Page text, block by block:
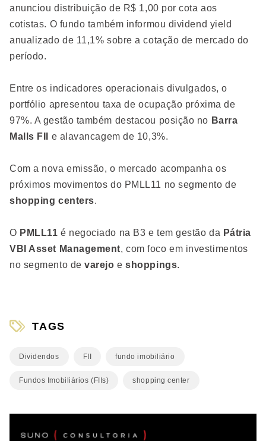
anunciou distribuição de R$ 1,00 por cota aos
cotistas. O fundo também informou dividend yield
anualizado de 11,1% sobre a cotação de mercado do
período.
Entre os indicadores operacionais divulgados, o
portfólio apresentou taxa de ocupação próxima de
97%. A gestão também destacou posição no Barra
Malls FII
e alavancagem de 10,3%.
Com a nova emissão, o mercado acompanha os
próximos movimentos do PMLL11 no segmento de
shopping centers.
O PMLL11 é negociado na B3 e tem gestão da Pátria
VBI Asset Management, com foco em investimentos
no segmento devarejoeshoppings.
TAGS
Dividendos FII fundo imobiliário
Fundos Imobiliários (FIIs) shopping center